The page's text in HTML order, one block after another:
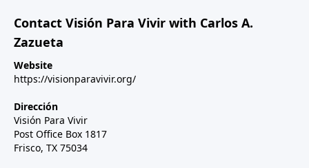
Contact Visión Para Vivir with Carlos A.
Zazueta
Website
https://visionparavivir.org/
Dirección
Visión Para Vivir
Post Office Box 1817
Frisco, TX 75034